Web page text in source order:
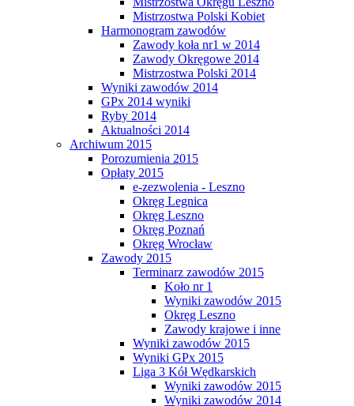
Mistrzostwa Polski Kobiet
Harmonogram zawodów
Zawody koła nr1 w 2014
Zawody Okręgowe 2014
Mistrzostwa Polski 2014
Wyniki zawodów 2014
GPx 2014 wyniki
Ryby 2014
Aktualności 2014
Archiwum 2015
Porozumienia 2015
Opłaty 2015
e-zezwolenia - Leszno
Okręg Legnica
Okręg Leszno
Okręg Poznań
Okręg Wrocław
Zawody 2015
Terminarz zawodów 2015
Koło nr 1
Wyniki zawodów 2015
Okręg Leszno
Zawody krajowe i inne
Wyniki zawodów 2015
Wyniki GPx 2015
Liga 3 Kół Wędkarskich
Wyniki zawodów 2015
Wyniki zawodów 2014